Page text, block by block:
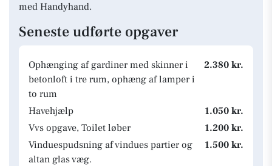
med Handyhand.
Seneste udførte opgaver
Ophænging af gardiner med skinner i
betonloft i tre rum, ophæng af lamper i
to rum
2.380 kr.
Havehjælp
1.050 kr.
Vvs opgave, Toilet løber
1.200 kr.
Vinduespudsning af vindues partier og
altan glas væg.
1.500 kr.